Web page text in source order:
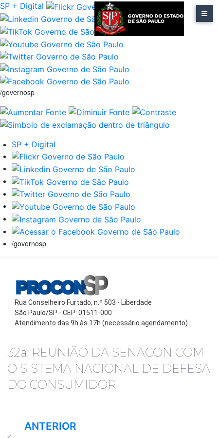
SP + Digital
/governosp
SP + Digital
/governosp
Rua Conselheiro Furtado, n.º 503 - Liberdade
São Paulo/SP - CEP: 01511-000
Atendimento das 9h às 17h (necessário agendamento)
32a. REUNIÃO DA SENACON COM
O SISTEMA NACIONAL DE DEFESA
DO CONSUMIDOR
ANTERIOR